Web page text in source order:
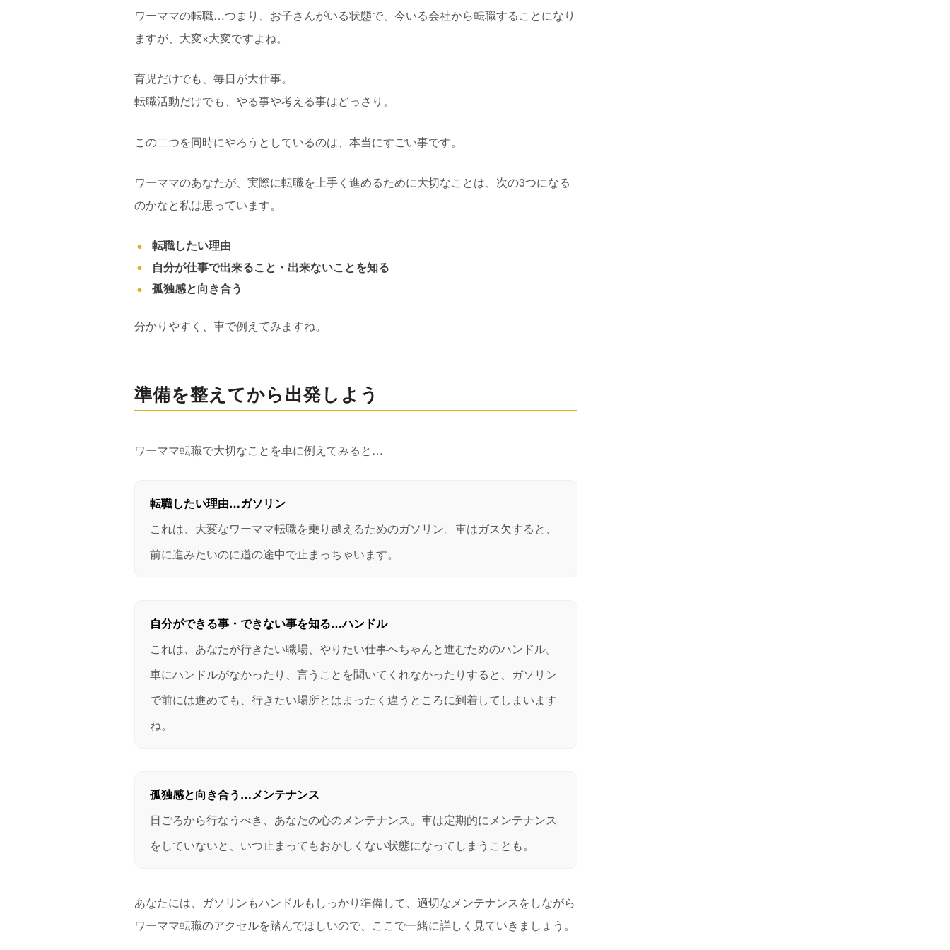
ワーママの転職…つまり、お子さんがいる状態で、今いる会社から転職することになり
ますが、大変×大変ですよね。
育児だけでも、毎日が大仕事。
転職活動だけでも、やる事や考える事はどっさり。
この二つを同時にやろうとしているのは、本当にすごい事です。
ワーママのあなたが、実際に転職を上手く進めるために大切なことは、次の3つになる
のかなと私は思っています。
転職したい理由
自分が仕事で出来ること・出来ないことを知る
孤独感と向き合う
分かりやすく、車で例えてみますね。
準備を整えてから出発しよう
ワーママ転職で大切なことを車に例えてみると…
転職したい理由…ガソリン
これは、大変なワーママ転職を乗り越えるためのガソリン。車はガス欠すると、
前に進みたいのに道の途中で止まっちゃいます。
自分ができる事・できない事を知る…ハンドル
これは、あなたが行きたい職場、やりたい仕事へちゃんと進むためのハンドル。
車にハンドルがなかったり、言うことを聞いてくれなかったりすると、ガソリン
で前には進めても、行きたい場所とはまったく違うところに到着してしまいます
ね。
孤独感と向き合う…メンテナンス
日ごろから行なうべき、あなたの心のメンテナンス。車は定期的にメンテナンス
をしていないと、いつ止まってもおかしくない状態になってしまうことも。
あなたには、ガソリンもハンドルもしっかり準備して、適切なメンテナンスをしながら
ワーママ転職のアクセルを踏んでほしいので、ここで一緒に詳しく見ていきましょう。